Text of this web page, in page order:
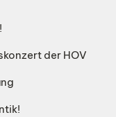
der HOV